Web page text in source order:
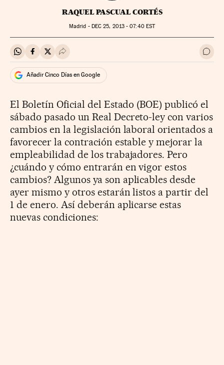
RAQUEL PASCUAL CORTÉS
Madrid - DEC 25, 2013 - 07:40EST
Compartir en Whatsapp
Compartir en Facebook
Compartir en Twitter
Desplegar Redes Sociales Ir a
Añadir Cinco Días en Google
El Boletín Oficial del Estado (BOE) publicó el
sábado pasado un Real Decreto-ley con varios
cambios en la legislación laboral orientados a
favorecer la contración estable y mejorar la
empleabilidad de los trabajadores. Pero
¿cuándo y cómo entrarán en vigor estos
cambios? Algunos ya son aplicables desde
ayer mismo y otros estarán listos a partir del
1 de enero. Así deberán aplicarse estas
nuevas condiciones: